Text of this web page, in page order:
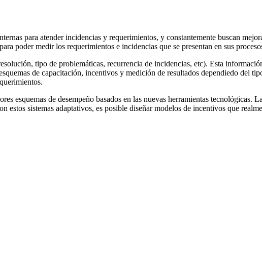
para atender incidencias y requerimientos, y constantemente buscan
poder medir los requerimientos e incidencias que se presentan en sus
tipo de problemáticas, recurrencia de incidencias, etc). Esta
de capacitación, incentivos y medición de resultados dependiedo del
esquemas de desempeño basados en las nuevas herramientas tecnológicas.
estos sistemas adaptativos, es posible diseñar modelos de incentivos que